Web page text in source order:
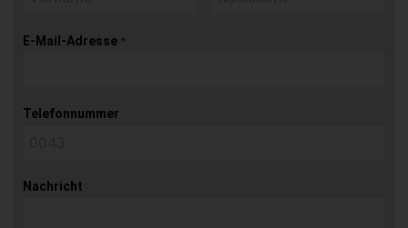
E-Mail-Adresse *
Telefonnummer
Nachricht